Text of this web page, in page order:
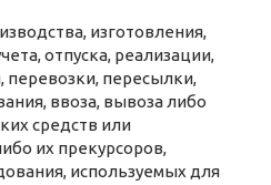
изготовления,
отпуска, реализации,
перевозки, пересылки,
ввоза, вывоза либо
средств или
их прекурсоров,
используемых для